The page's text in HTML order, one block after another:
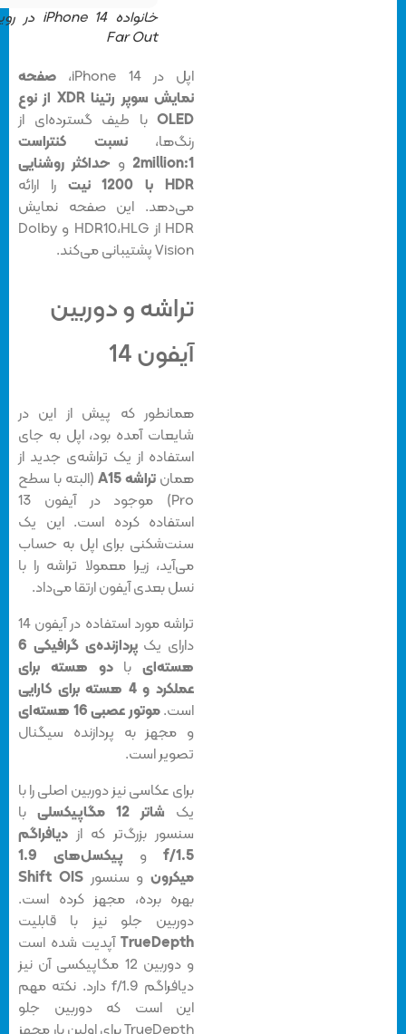
خانواده iPhone 14 در رویداد
Far Out
اپل در iPhone 14،
صفحه
نمایش سوپر رتینا XDR از نوع
OLEDبا طیف گسترده‌ای از
رنگ‌ها، نسبت کنتراست
2million:1وحداکثر روشنایی
HDR با 1200 نیت
را ارائه
می‌دهد. این صفحه نمایش
HDR از HDR10،HLG و Dolby
Vision پشتیبانی می‌کند.
تراشه و دوربین
آیفون 14
همانطور که پیش از این در
شایعات آمده بود، اپل به جای
استفاده از یک تراشه‌ی جدید از
همانتراشه A15
(البته با سطح
Pro) موجود در آیفون 13
استفاده کرده است. این یک
سنت‌شکنی برای اپل به حساب
می‌آید، زیرا معمولا تراشه را با
نسل بعدی آیفون ارتقا می‌داد.
تراشه مورد استفاده در آیفون 14
دارای یک
پردازنده‌ی گرافیکی 6
هسته‌ایبا دو هسته برای
عملکرد و 4 هسته برای کارایی
است.موتور عصبی 16 هسته‌ای
و مجهز به پردازنده سیگنال
تصویر است.
برای عکاسی نیز دوربین اصلی را با
یکشاتر 12 مگاپیکسلی
با
سنسور بزرگ‌تر که ازدیافراگم
f/1.5و
پیکسل‌های 1.9
میکرونو سنسورShift OIS
بهره برده، مجهز کرده است.
دوربین جلو نیز با قابلیت
TrueDepthآپدیت شده است
و دوربین 12 مگاپیکسی آن نیز
دیافراگم f/1.9 دارد. نکته مهم
این است که دوربین جلو